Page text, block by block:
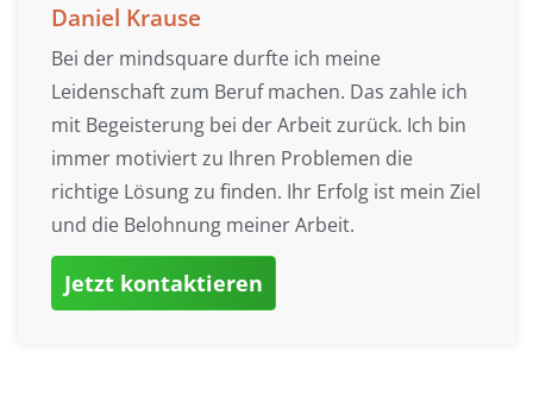
Daniel Krause
Bei der mindsquare durfte ich meine
Leidenschaft zum Beruf machen. Das zahle ich
mit Begeisterung bei der Arbeit zurück. Ich bin
immer motiviert zu Ihren Problemen die
richtige Lösung zu finden. Ihr Erfolg ist mein Ziel
und die Belohnung meiner Arbeit.
Jetzt kontaktieren